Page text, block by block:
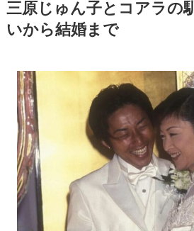
三原じゅん子とコアラの
いから結婚まで